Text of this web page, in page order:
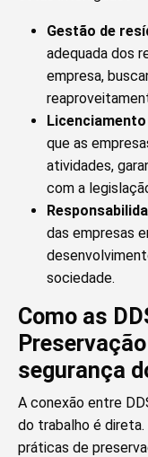
Gestão de
adequada dos
empresa,
que as
atividades,
com a
das empresas
sociedade.
Como as
segurança
A conexão entre
do trabalho é
práticas de